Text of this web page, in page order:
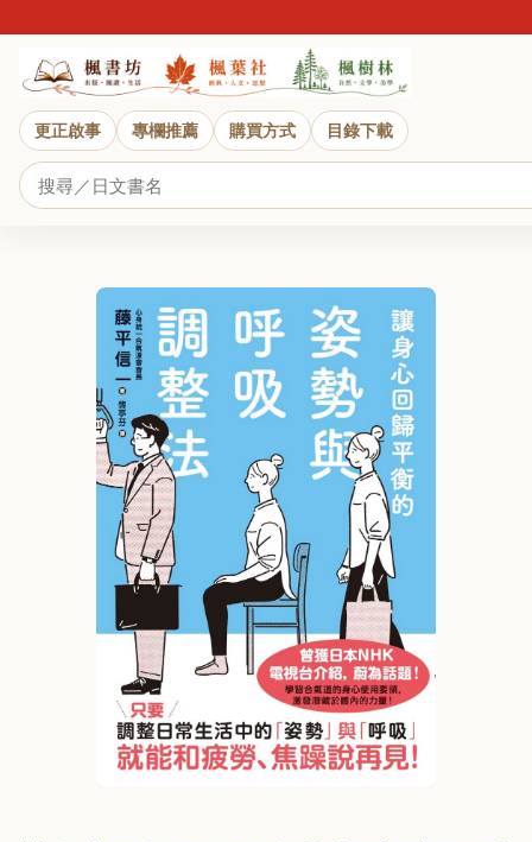
更正啟事 專欄推薦 購買方式 目錄下載